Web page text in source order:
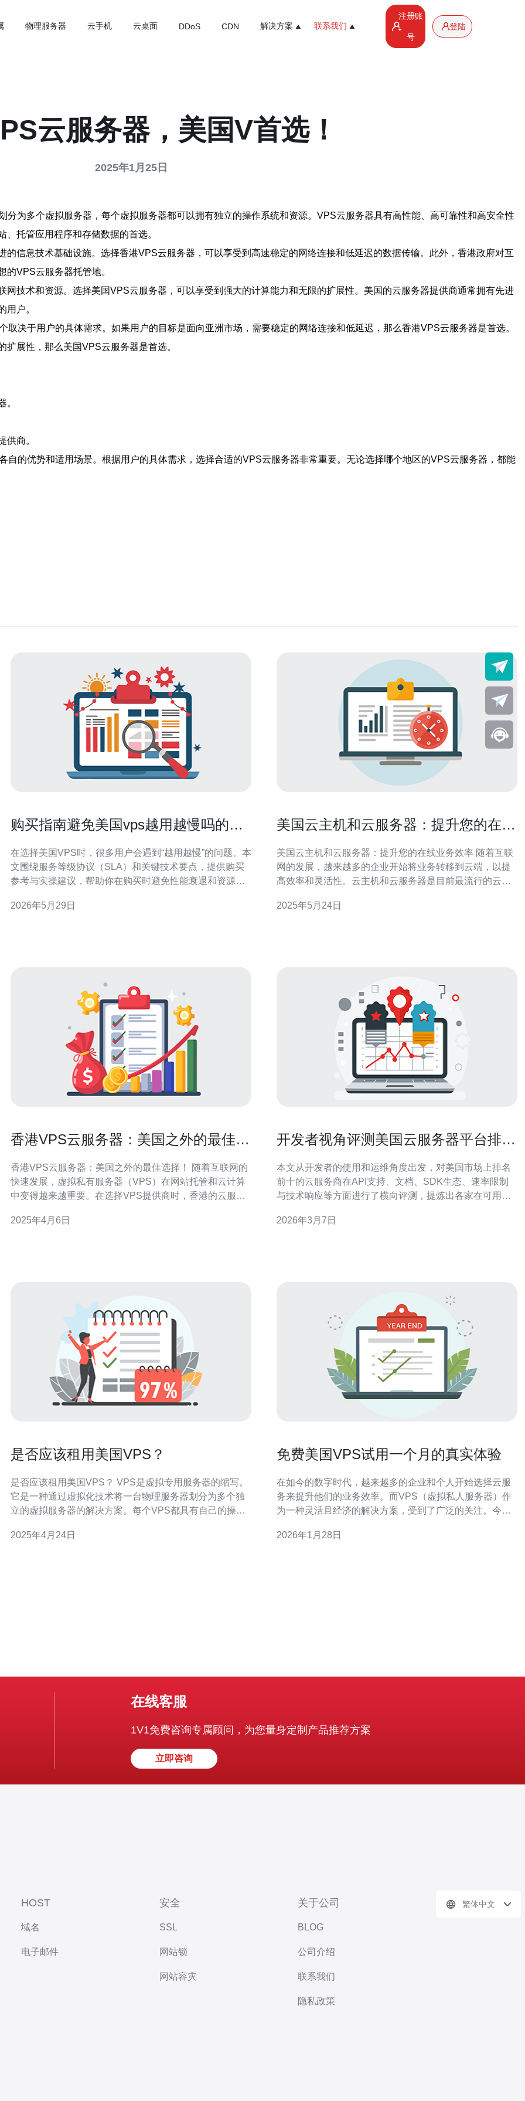
物理服务器 云手机 云桌面 DDoS CDN 解决方案 联系我们
注册账
号
登陆
云服务器，美国V首选！
2025年1月25日
为多个虚拟服务器，每个虚拟服务器都可以拥有独立的操作系统和资源。VPS云服务器具有高性能、高可靠性和高安全性
托管应用程序和存储数据的首选。
信息技术基础设施。选择香港VPS云服务器，可以享受到高速稳定的网络连接和低延迟的数据传输。此外，香港政府对互
VPS云服务器托管地。
技术和资源。选择美国VPS云服务器，可以享受到强大的计算能力和无限的扩展性。美国的云服务器提供商通常拥有先进
用户。
决于用户的具体需求。如果用户的目标是面向亚洲市场，需要稳定的网络连接和低延迟，那么香港VPS云服务器是首选。
展性，那么美国VPS云服务器是首选。
。
供商。
自的优势和适用场景。根据用户的具体需求，选择合适的VPS云服务器非常重要。无论选择哪个地区的VPS云服务器，都能
购买指南避免美国vps越用越慢吗的服
在选择美国VPS时，很多用户会遇到“越用越慢”的问题。本
文围绕服务等级协议（SLA）和关键技术要点，提供购买
参考与实操建议，帮助你在购买时避免性能衰退和资源被
卖（overselling）、“嘈杂邻居”（noisy neighbor）占用
2026年5月29日
美国云主机和云服务器：提升您的在线
美国云主机和云服务器：提升您的在线业务效率 随着互联
网的发展，越来越多的企业开始将业务转移到云端，以提
高效率和灵活性。云主机和云服务器是目前最流行的云计
云主机和云服务器服务也备受青睐。 云主机和云服务器都
2025年5月24日
香港VPS云服务器：美国之外的最佳选
香港VPS云服务器：美国之外的最佳选择！ 随着互联网的
快速发展，虚拟私有服务器（VPS）在网站托管和云计算
中变得越来越重要。在选择VPS提供商时，香港的云服务
务器的优势和原因。 1. 位置优势：香港位于亚洲的中心位
2025年4月6日
开发者视角评测美国云服务器平台排名
本文从开发者的使用和运维角度出发，对美国市场上排名
前十的云服务商在API支持、文档、SDK生态、速率限制
与技术响应等方面进行了横向评测，提炼出各家在可用
选型和集成时快速取舍。 哪个平台的API覆盖面最全面？
2026年3月7日
是否应该租用美国VPS？
是否应该租用美国VPS？ VPS是虚拟专用服务器的缩写。
它是一种通过虚拟化技术将一台物理服务器划分为多个独
立的虚拟服务器的解决方案。每个VPS都具有自己的操作
互联网发达的国家之一，拥有世界顶级的网络基础设施和
2025年4月24日
免费美国VPS试用一个月的真实体验
在如今的数字时代，越来越多的企业和个人开始选择云服
务来提升他们的业务效率。而VPS（虚拟私人服务器）作
为一种灵活且经济的解决方案，受到了广泛的关注。今
验，包括其性能、稳定性以及推荐的服务商。 首先，选择
2026年1月28日
在线客服
1V1免费咨询专属顾问，为您量身定制产品推荐方案
立即咨询
HOST
域名
电子邮件
安全
SSL
网站锁
网站容灾
关于公司
BLOG
公司介绍
联系我们
隐私政策
繁体中文